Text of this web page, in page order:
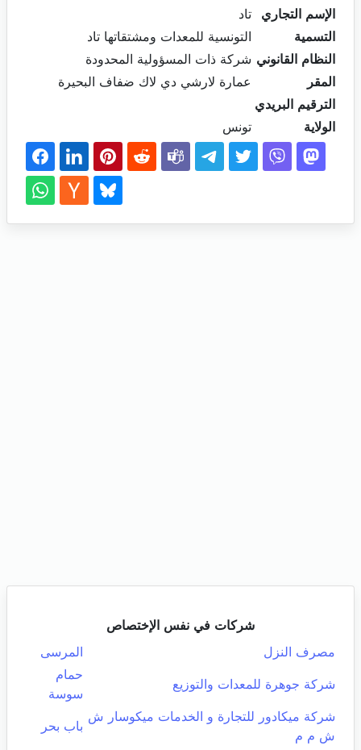
الإسم التجاري
تاد
التسمية
التونسية للمعدات ومشتقاتها تاد
النظام القانوني شركة ذات المسؤولية المحدودة
المقر
عمارة لارشي دي لاك ضفاف البحيرة
الترقيم البريدي
الولاية
تونس
شركات في نفس الإختصاص
مصرف النزل
المرسى
شركة جوهرة للمعدات والتوزيع
حمام
سوسة
شركة ميكادور للتجارة و الخدمات ميكوسار ش
ش م م
باب بحر